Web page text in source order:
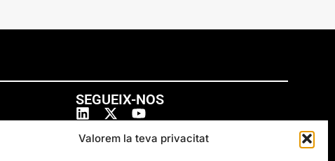
Valorem la teva privacitat
SEGUEIX-NOS